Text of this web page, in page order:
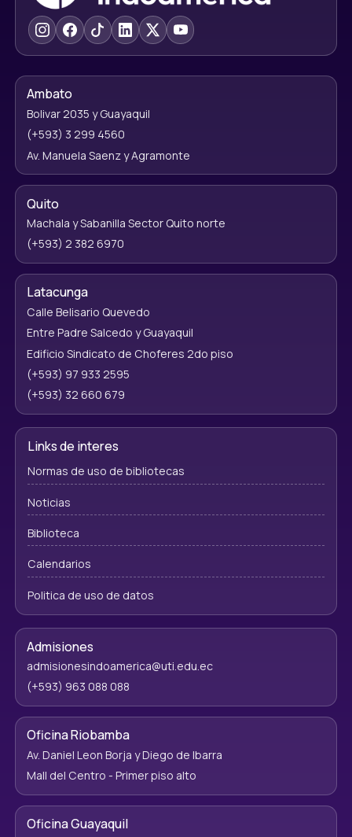
Ambato
Bolivar 2035 y Guayaquil
(+593) 3 299 4560
Av. Manuela Saenz y Agramonte
Quito
Machala y Sabanilla Sector Quito norte
(+593) 2 382 6970
Latacunga
Calle Belisario Quevedo
Entre Padre Salcedo y Guayaquil
Edificio Sindicato de Choferes 2do piso
(+593) 97 933 2595
(+593) 32 660 679
Links de interes
Normas de uso de bibliotecas
Noticias
Biblioteca
Calendarios
Politica de uso de datos
Admisiones
admisionesindoamerica@uti.edu.ec
(+593) 963 088 088
Oficina Riobamba
Av. Daniel Leon Borja y Diego de Ibarra
Mall del Centro - Primer piso alto
Oficina Guayaquil